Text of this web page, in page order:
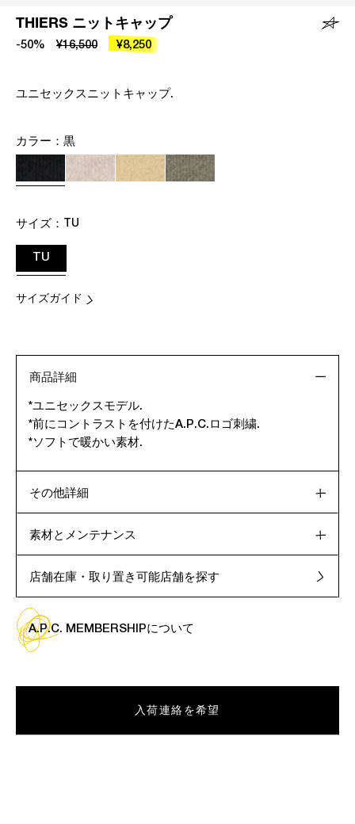
THIERS ニットキャップ
-50% ¥16,500 ¥8,250
ユニセックスニットキャップ.
カラー： 黒
サイズ： TU
TU
サイズガイド
商品詳細
*ユニセックスモデル.
*前にコントラストを付けたA.P.C.ロゴ刺繍.
*ソフトで暖かい素材.
その他詳細
素材とメンテナンス
店舗在庫・取り置き可能店舗を探す
A.P.C. MEMBERSHIPについて
入荷連絡を希望